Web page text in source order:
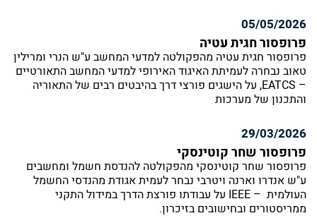
05/05/2026
פרופסור חגית עטיה
פרופסור חגית עטיה מהפקולטה למדעי המחשב ע"ש הנרי ומרילין
טאוב נבחרה לעמיתת האיגוד האירופי למדעי המחשב התאורטיים
– EATCS, על הישגים פורצי דרך בהיבטים רבים של התאוריה
והתכנון של מערכות
29/03/2026
פרופסור שחר קוטינסקי
פרופסור שחר קוטינסקי מהפקולטה להנדסת חשמל ומחשבים
ע"ש אנדרו וארנה ויטרבי נבחר לעמית אגודת מהנדסי החשמל
העולמית – IEEE על עבודתו פורצת הדרך במידול התקני
ממריסטורים ובחישובים בזיכרון.